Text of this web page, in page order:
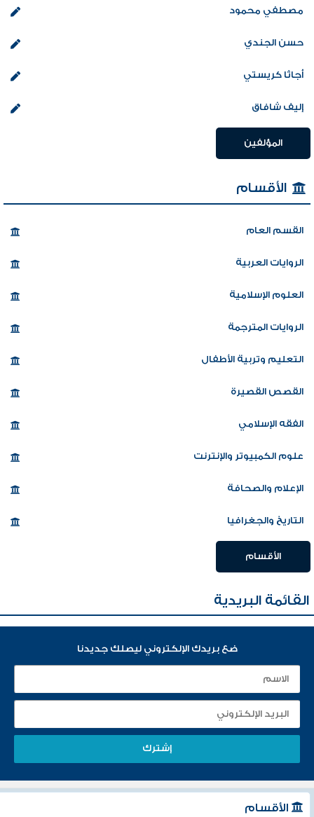
مصطفي محمود
حسن الجندي
أجاثا كريستي
إليف شافاق
المؤلفين
الأقسام
القسم العام
الروايات العربية
العلوم الإسلامية
الروايات المترجمة
التعليم وتربية الأطفال
القصص القصيرة
الفقه الإسلامي
علوم الكمبيوتر والإنترنت
الإعلام والصحافة
التاريخ والجغرافيا
الأقسام
القائمة البريدية
ضع بريدك الإلكتروني ليصلك جديدنا
الأقسام